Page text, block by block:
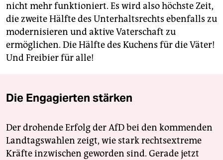
nicht mehr funktioniert. Es wird also höchste Zeit,
die zweite Hälfte des Unterhaltsrechts ebenfalls zu
modernisieren und aktive Vaterschaft zu
ermöglichen. Die Hälfte des Kuchens für die Väter!
Und Freibier für alle!
Die Engagierten stärken
Der drohende Erfolg der AfD bei den kommenden
Landtagswahlen zeigt, wie stark rechtsextreme
Kräfte inzwischen geworden sind. Gerade jetzt